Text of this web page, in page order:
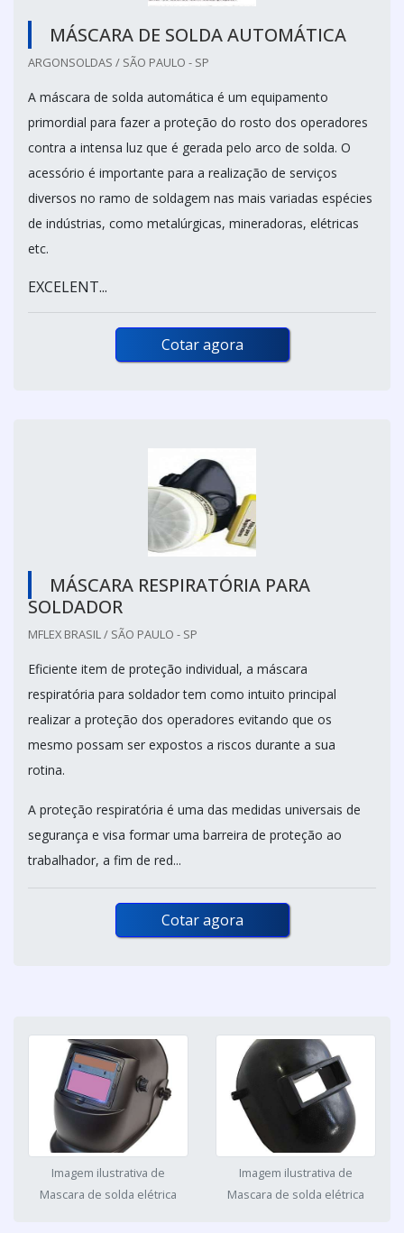
MÁSCARA DE SOLDA AUTOMÁTICA
ARGONSOLDAS / SÃO PAULO - SP
A máscara de solda automática é um equipamento
primordial para fazer a proteção do rosto dos operadores
contra a intensa luz que é gerada pelo arco de solda. O
acessório é importante para a realização de serviços
diversos no ramo de soldagem nas mais variadas espécies
de indústrias, como metalúrgicas, mineradoras, elétricas
etc.
EXCELENT...
Cotar agora
MÁSCARA RESPIRATÓRIA PARA
SOLDADOR
MFLEX BRASIL / SÃO PAULO - SP
Eficiente item de proteção individual, a máscara
respiratória para soldador tem como intuito principal
realizar a proteção dos operadores evitando que os
mesmo possam ser expostos a riscos durante a sua
rotina.
A proteção respiratória é uma das medidas universais de
segurança e visa formar uma barreira de proteção ao
trabalhador, a fim de red...
Cotar agora
Imagem ilustrativa de
Mascara de solda elétrica
Imagem ilustrativa de
Mascara de solda elétrica